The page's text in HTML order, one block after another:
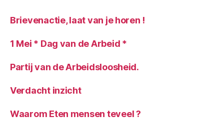
Brievenactie, laat van je horen !
1 Mei * Dag van de Arbeid *
Partij van de Arbeidsloosheid.
Verdacht inzicht
Waarom Eten mensen teveel ?